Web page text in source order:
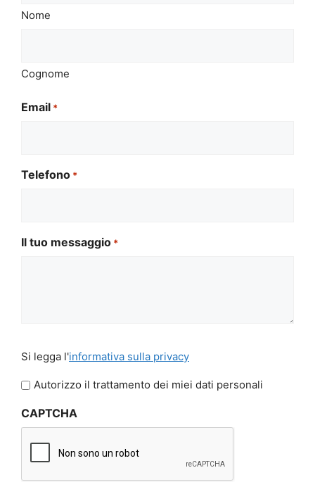
Nome
Cognome
Email *
Telefono *
Il tuo messaggio *
legga
l'informativa
privacy
Si legga l'informativa sulla privacy
Autorizzo il trattamento dei miei dati personali
CAPTCHA